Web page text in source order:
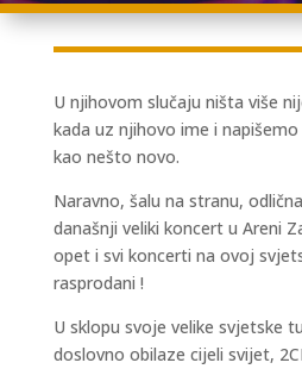
U njihovom slučaju ništa više
kada uz njihovo ime i napišemo
kao nešto novo.
Naravno, šalu na stranu,
današnji veliki koncert u Areni
opet i svi koncerti na ovoj
rasprodani !
U sklopu svoje velike svjetske
doslovno obilaze cijeli svijet,